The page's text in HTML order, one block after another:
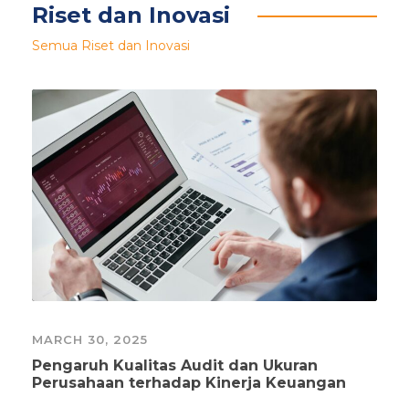
Riset dan Inovasi
Semua Riset dan Inovasi
MARCH 30, 2025
Pengaruh Kualitas Audit dan Ukuran
Perusahaan terhadap Kinerja Keuangan